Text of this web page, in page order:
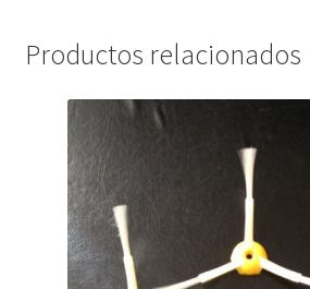
Productos relacionados